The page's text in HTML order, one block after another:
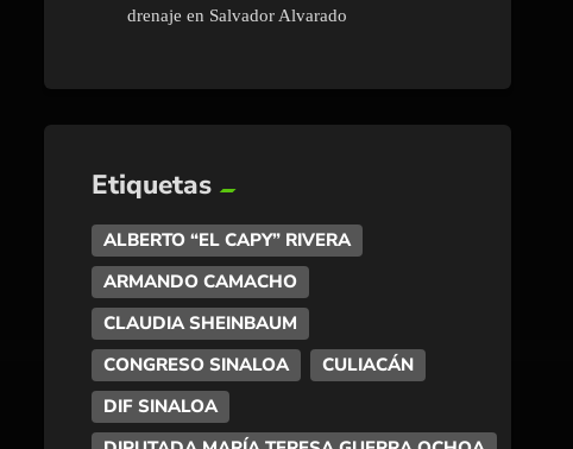
drenaje en Salvador Alvarado
Etiquetas
ALBERTO “EL CAPY” RIVERA
ARMANDO CAMACHO
CLAUDIA SHEINBAUM
CONGRESO SINALOA
CULIACÁN
DIF SINALOA